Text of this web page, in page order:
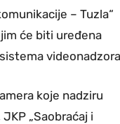
– Tuzla“
će biti uređena
koje nadziru
„Saobraćaj i